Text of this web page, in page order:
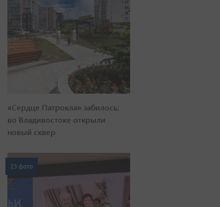
«Сердце Патрокла» забилось:
во Владивостоке открыли
новый сквер
23 фото